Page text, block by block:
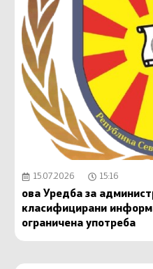
15.07.2026 15:16
ова Уредба за
класифицирани
ограничена употреба